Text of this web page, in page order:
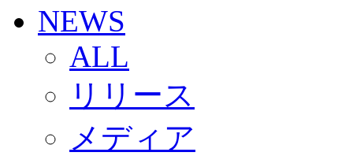
SCHEDULE
2026/27
練習見学時のファンサービスについて
TICKET
奈良クラブ明治安田J3リーグ2026/27シーズン試
奈良クラブ明治安田Ｊ3リーグ 2026/27シーズン「
観戦ルール＆マナー
2026/27ファンコミュニティ
サポートショップ
NEWS
ALL
リリース
メディア